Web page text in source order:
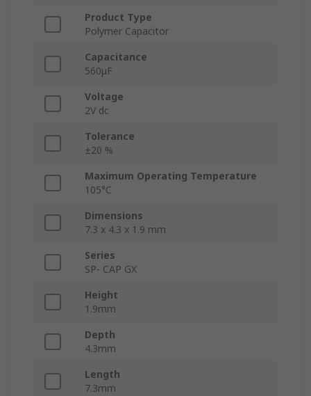
Product Type
Polymer Capacitor
Capacitance
560μF
Voltage
2V dc
Tolerance
±20 %
Maximum Operating Temperature
105°C
Dimensions
7.3 x 4.3 x 1.9 mm
Series
SP- CAP GX
Height
1.9mm
Depth
4.3mm
Length
7.3mm